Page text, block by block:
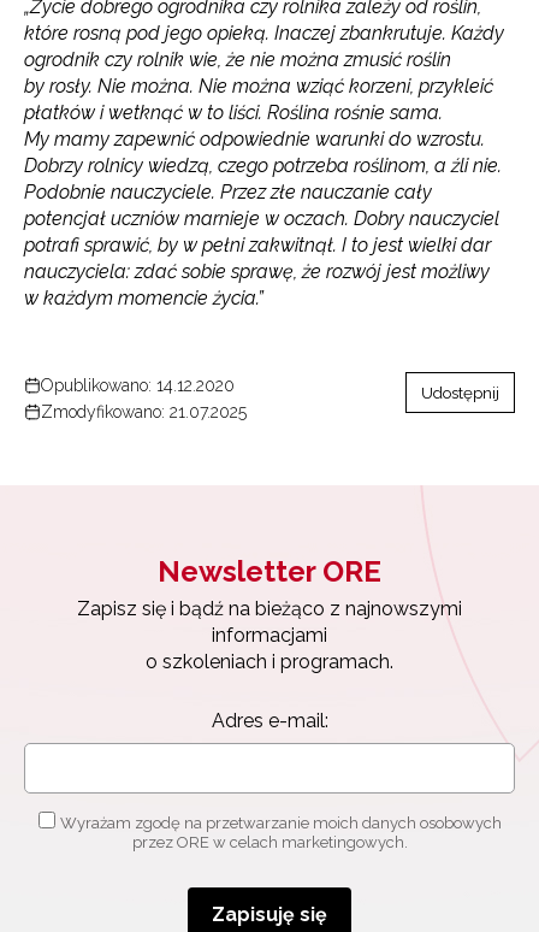
„Życie dobrego ogrodnika czy rolnika zależy od roślin,
które rosną pod jego opieką. Inaczej zbankrutuje. Każdy
ogrodnik czy rolnik wie, że nie można zmusić roślin
by rosły. Nie można. Nie można wziąć korzeni, przykleić
płatków i wetknąć w to liści. Roślina rośnie sama.
My mamy zapewnić odpowiednie warunki do wzrostu.
Dobrzy rolnicy wiedzą, czego potrzeba roślinom, a źli nie.
Podobnie nauczyciele. Przez złe nauczanie cały
potencjał uczniów marnieje w oczach. Dobry nauczyciel
potrafi sprawić, by w pełni zakwitnął. I to jest wielki dar
nauczyciela: zdać sobie sprawę, że rozwój jest możliwy
w każdym momencie życia.”
Opublikowano: 14.12.2020
Zmodyfikowano: 21.07.2025
Udostępnij
Newsletter ORE
Zapisz się i bądź na bieżąco z najnowszymi
informacjami
o szkoleniach i programach.
Adres e-mail:
Wyrażam zgodę na przetwarzanie moich danych osobowych
przez ORE w celach marketingowych.
Zapisuję się
Newsletter ORE
Zapisz się i bądź na bieżąco z najnowszymi
informacjami
o szkoleniach i programach.
Adres e-mail:
Wyrażam zgodę na przetwarzanie moich danych
osobowych przez ORE w celach marketingowych.
Zapisuję się